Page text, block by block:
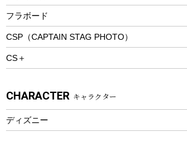
トレッキングアクセサリー
プレイグッズ
ウェルネス
ウェア、タオル
ウェア
フラボード
CSP（CAPTAIN STAG PHOTO）
CS＋
CHARACTER キャラクター
ディズニー